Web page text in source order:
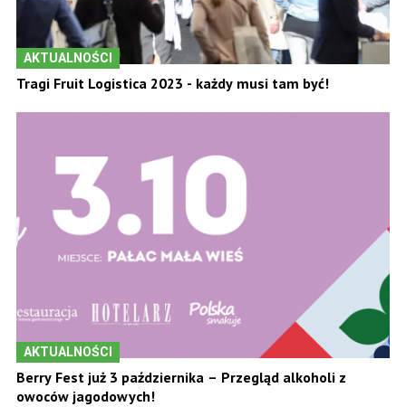
AKTUALNOŚCI
Tragi Fruit Logistica 2023 - każdy musi tam być!
AKTUALNOŚCI
Berry Fest już 3 października – Przegląd alkoholi z
owoców jagodowych!